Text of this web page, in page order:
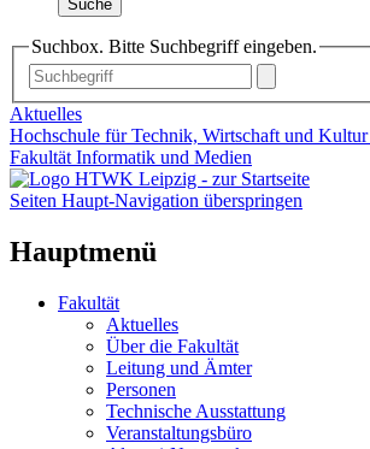
Suche
Suchbox. Bitte Suchbegriff eingeben.
Aktuelles
Hochschule für Technik, Wirtschaft und
Fakultät Informatik und Medien
Seiten Haupt-Navigation überspringen
Hauptmenü
Fakultät
Aktuelles
Über die Fakultät
Leitung und Ämter
Personen
Technische Ausstattung
Veranstaltungsbüro